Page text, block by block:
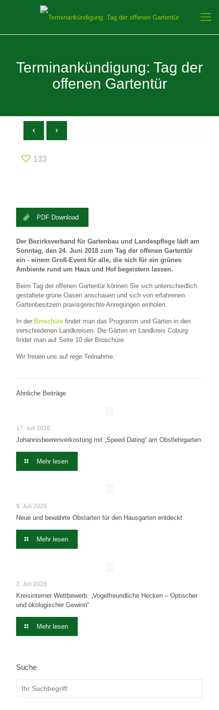
Terminankündigung: Tag der
offenen Gartentür
133
PDF Download
Der Bezirksverband für Gartenbau und Landespflege lädt am
Sonntag, den 24. Juni 2018 zum Tag der offenen Gartentür
ein - einem Groß-Event für alle, die sich für ein grünes
Ambiente rund um Haus und Hof begeistern lassen.
Beim Tag der offenen Gartentür können Sie sich unterschiedlich
gestaltete grüne Oasen anschauen und sich von erfahrenen
Gartenbesitzern praxisgerechte Anregungen einholen.
In der Broschüre findet man das Programm und Gärten in den
verschiedenen Landkreisen. Die Gärten im Landkreis Coburg
findet man auf Seite 10 der Broschüre.
Wir freuen uns auf rege Teilnahme.
Ähnliche Beiträge
17. Juli 2026
Johannisbeerenverkostung mit „Speed Dating“ am Obstlehrgarten
Mehr lesen
9. Juli 2026
Neue und bewährte Obstarten für den Hausgarten entdeckt
Mehr lesen
2. Juli 2026
Kreisinterner Wettbewerb: „Vogelfreundliche Hecken – Optischer
und ökologischer Gewinn“
Mehr lesen
Suche